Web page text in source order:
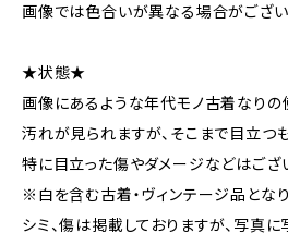
画像では色合いが異なる場合がござい
★状態★
画像にあるような年代モノ古着なり
汚れが見られますが、そこまで目立つ
特に目立った傷やダメージなどはござ
※白を含む古着・ヴィンテージ品とな
シミ、傷は掲載しておりますが、写真